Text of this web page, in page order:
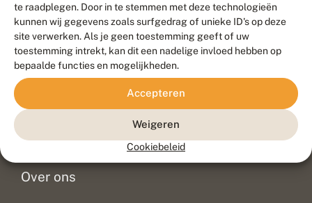
te raadplegen. Door in te stemmen met deze technologieën
kunnen wij gegevens zoals surfgedrag of unieke ID's op deze
site verwerken. Als je geen toestemming geeft of uw
toestemming intrekt, kan dit een nadelige invloed hebben op
bepaalde functies en mogelijkheden.
Accepteren
Weigeren
Cookiebeleid
Contact
Veelgestelde vragen
Doneer
Over ons
Meld waarnemingen© 2026 Vlinderstichting
Duurzaam ontwikkeld door
Go2People
, ontworpen door
Blue Field Agency
Privacy
Disclaimer
Sitemap